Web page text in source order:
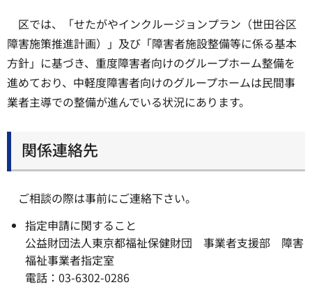
区では、「せたがやインクルージョンプラン（世田谷区
障害施策推進計画）」及び「障害者施設整備等に係る基本
方針」に基づき、重度障害者向けのグループホーム整備を
進めており、中軽度障害者向けのグループホームは民間事
業者主導での整備が進んでいる状況にあります。
関係連絡先
ご相談の際は事前にご連絡下さい。
指定申請に関すること
公益財団法人東京都福祉保健財団 事業者支援部 障害
福祉事業者指定室
電話：03-6302-0286